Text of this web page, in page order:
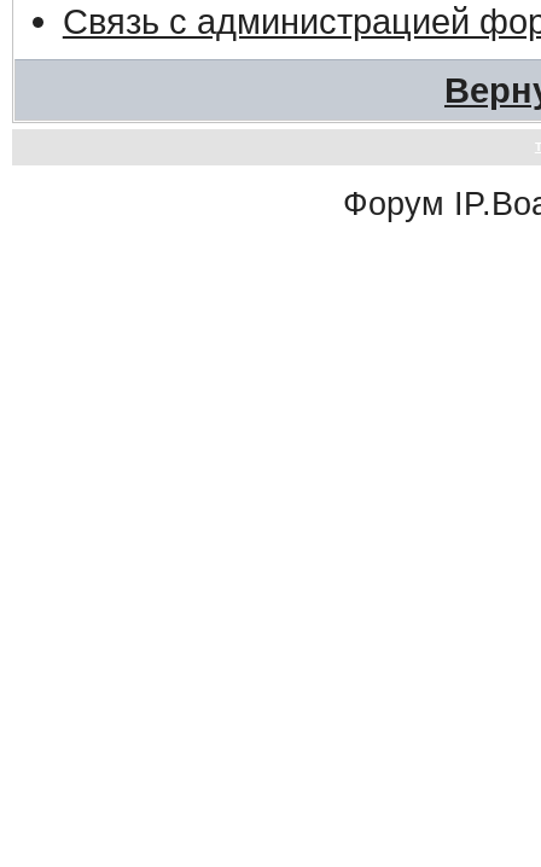
Связь с администрацией
Форум